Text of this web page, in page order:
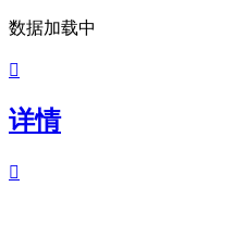
数据加载中

详情
